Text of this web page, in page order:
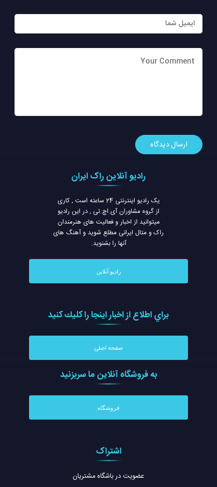
رادیو آنلاین راک ایران
یک رادیو اینترنتی 24 ساعته است , کاری
از گروه مشاوران آی.اچ.تی , در این رادیو
میتوانید از اخبار و فعالیت های هنرمندان
راک و متال ایرانی مطلع شوید و آهنگ های
آنها را بشنوید.
رادیو آنلاین
براي اطلاع از اخبار اينجا را كليك كنيد
صفحه اصلی
به فروشگاه آنلاين ما سربزنيد
فروشگاه
اشتراک
عضویت در باشگاه مشتریان